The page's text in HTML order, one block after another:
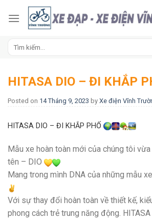
HITASA DIO – ĐI KHẮP
Posted on 14 Tháng 9, 2023 by Xe điện Vĩnh
HITASA DIO – ĐI KHẮP PHỐ
Mẫu xe hoàn toàn mới của chúng tôi
tên – DIO
Mang trong mình DNA của những mẫu
Với sự thay đổi hoàn toàn về thiết kế,
phong cách trẻ trung năng động.